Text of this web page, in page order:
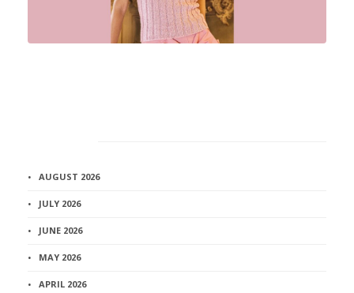
AUGUST 2026
JULY 2026
JUNE 2026
MAY 2026
APRIL 2026